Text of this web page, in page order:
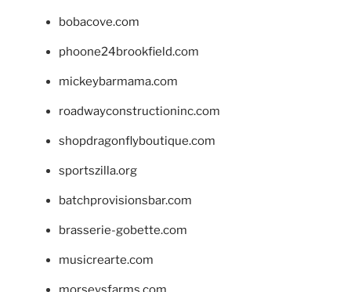
bobacove.com
phoone24brookfield.com
mickeybarmama.com
roadwayconstructioninc.com
shopdragonflyboutique.com
sportszilla.org
batchprovisionsbar.com
brasserie-gobette.com
musicrearte.com